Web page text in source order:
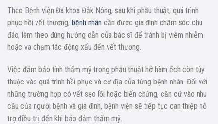
Theo Bệnh viện Đa khoa Đắk Nông, sau khi phẫu thuật, quá trình
phục hồi vết thương, bệnh nhân cần được gia đình chăm sóc chu
đáo, làm theo đúng hướng dẫn của bác sĩ để tránh bị viêm nhiễm
hoặc va chạm tác động xấu đến vết thương.
Việc đảm bảo tính thẩm mỹ trong phẫu thuật hở hàm ếch còn tùy
thuộc vào quá trình hồi phục và cơ địa của từng bệnh nhân. Đối với
những trường hợp có vết sẹo lồi hoặc biến chứng, căn cứ vào nhu
cầu của người bệnh và gia đình, bệnh viện sẽ tiếp tục can thiệp hỗ
trợ điều trị đến khi bảo đảm thẩm mỹ.